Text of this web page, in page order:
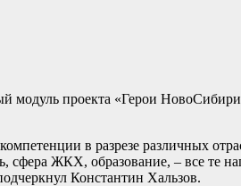
модуль проекта «Герои
в разрезе различных
сфера ЖКХ, образование, – все те
Константин Хальзов.